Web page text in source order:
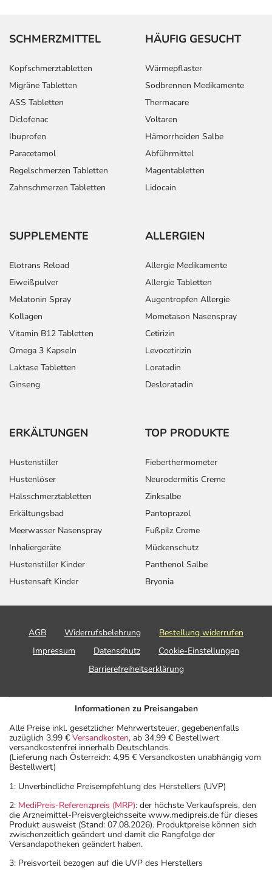
SCHMERZMITTEL
Kopfschmerztabletten
Migräne Tabletten
ASS Tabletten
Diclofenac
Ibuprofen
Paracetamol
Regelschmerzen Tabletten
Zahnschmerzen Tabletten
HÄUFIG GESUCHT
Wärmepflaster
Sodbrennen Medikamente
Thermacare
Voltaren
Hämorrhoiden Salbe
Abführmittel
Magentabletten
Lidocain
SUPPLEMENTE
Elotrans Reload
Eiweißpulver
Melatonin Spray
Kollagen
Vitamin B12 Tabletten
Omega 3 Kapseln
Laktase Tabletten
Ginseng
ALLERGIEN
Allergie Medikamente
Allergie Tabletten
Augentropfen Allergie
Mometason Nasenspray
Cetirizin
Levocetirizin
Loratadin
Desloratadin
ERKÄLTUNGEN
Hustenstiller
Hustenlöser
Halsschmerztabletten
Erkältungsbad
Meerwasser Nasenspray
Inhaliergeräte
Hustenstiller Kinder
Hustensaft Kinder
TOP PRODUKTE
Fieberthermometer
Neurodermitis Creme
Zinksalbe
Pantoprazol
Fußpilz Creme
Mückenschutz
Panthenol Salbe
Bryonia
AGB Widerrufsbelehrung
Bestellung widerrufen
Impressum
Datenschutz
Cookie-Einstellungen
Barrierefreiheitserklärung
Informationen zu Preisangaben
Alle Preise inkl. gesetzlicher Mehrwertsteuer, gegebenenfalls
zuzüglich 3,99 € Versandkosten, ab 34,99 € Bestellwert
versandkostenfrei innerhalb Deutschlands.
(Lieferung nach Österreich: 4,95 € Versandkosten unabhängig vom
Bestellwert)
1: Unverbindliche Preisempfehlung des Herstellers (UVP)
2: MediPreis-Referenzpreis (MRP): der höchste Verkaufspreis, den
die Arzneimittel-Preisvergleichsseite www.medipreis.de für dieses
Produkt ausweist (Stand: 07.08.2026). Produktpreise können sich
zwischenzeitlich geändert und damit die Rangfolge der
Versandapotheken geändert haben.
3: Preisvorteil bezogen auf die UVP des Herstellers